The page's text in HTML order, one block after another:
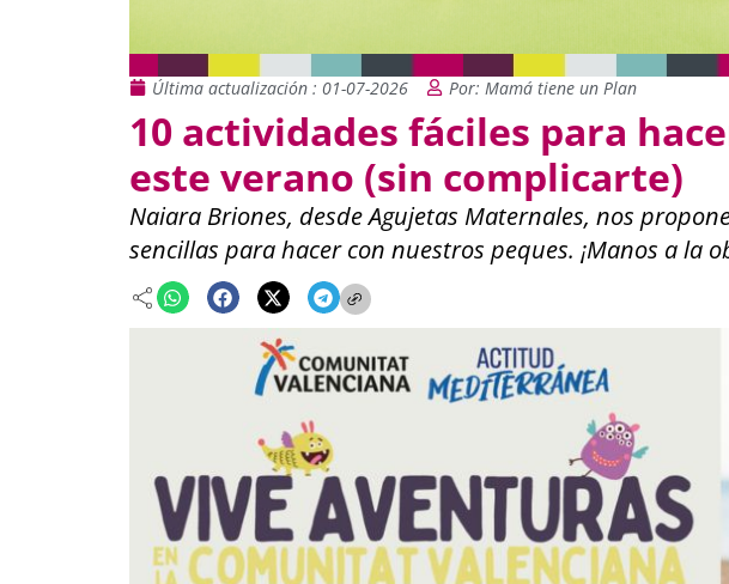
Última actualización : 01-07-2026 Por: Mamá tiene un Plan
10 actividades fáciles para
este verano (sin complicarte)
Naiara Briones, desde Agujetas Maternales, nos
sencillas para hacer con nuestros peques. ¡Manos a la